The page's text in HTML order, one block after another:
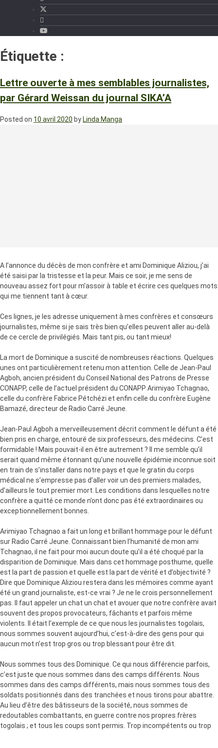
Étiquette :
Lettre ouverte à mes semblables journalistes,
par Gérard Weissan du journal SIKA’A
Posted on 10 avril 2020 by Linda Manga
A l’annonce du décès de mon confrère et ami Dominique Aliziou, j’ai
été saisi par la tristesse et la peur. Mais ce soir, je me sens de
nouveau assez fort pour m’assoir à table et écrire ces quelques mots
qui me tiennent tant à cœur.
Ces lignes, je les adresse uniquement à mes confrères et consœurs
journalistes, même si je sais très bien qu’elles peuvent aller au-delà
de ce cercle de privilégiés. Mais tant pis, ou tant mieux!
La mort de Dominique a suscité de nombreuses réactions. Quelques
unes ont particulièrement retenu mon attention. Celle de Jean-Paul
Agboh, ancien président du Conseil National des Patrons de Presse
CONAPP, celle de l’actuel président du CONAPP Arimiyao Tchagnao,
celle du confrère Fabrice Pétchézi et enfin celle du confrère Eugène
Bamazé, directeur de Radio Carré Jeune.
Jean-Paul Agboh a merveilleusement décrit comment le défunt a été
bien pris en charge, entouré de six professeurs, des médecins. C’est
formidable ! Mais pouvait-il en être autrement ? Il me semble qu’il
serait quand même étonnant qu’une nouvelle épidémie inconnue soit
en train de s’installer dans notre pays et que le gratin du corps
médical ne s’empresse pas d’aller voir un des premiers malades,
d’ailleurs le tout premier mort. Les conditions dans lesquelles notre
confrère a quitté ce monde n’ont donc pas été extraordinaires ou
exceptionnellement bonnes.
Arimiyao Tchagnao a fait un long et brillant hommage pour le défunt
sur Radio Carré Jeune. Connaissant bien l’humanité de mon ami
Tchagnao, il ne fait pour moi aucun doute qu’il a été choqué par la
disparition de Dominique. Mais dans cet hommage posthume, quelle
est la part de passion et quelle est la part de vérité et d’objectivité ?
Dire que Dominique Aliziou restera dans les mémoires comme ayant
été un grand journaliste, est-ce vrai ? Je ne le crois personnellement
pas. Il faut appeler un chat un chat et avouer que notre confrère avait
souvent des propos provocateurs, fâchants et parfois même
violents. Il était l’exemple de ce que nous les journalistes togolais,
nous sommes souvent aujourd’hui, c’est-à-dire des gens pour qui
aucun mot n’est trop gros ou trop blessant pour être dit.
Nous sommes tous des Dominique. Ce qui nous différencie parfois,
c’est juste que nous sommes dans des camps différents. Nous
sommes dans des camps différents, mais nous sommes tous des
soldats positionnés dans des tranchées et nous tirons pour abattre.
Au lieu d’être des bâtisseurs de la société, nous sommes de
redoutables combattants, en guerre contre nos propres frères
togolais ; et tous les coups sont permis. Trop incompétents ou trop